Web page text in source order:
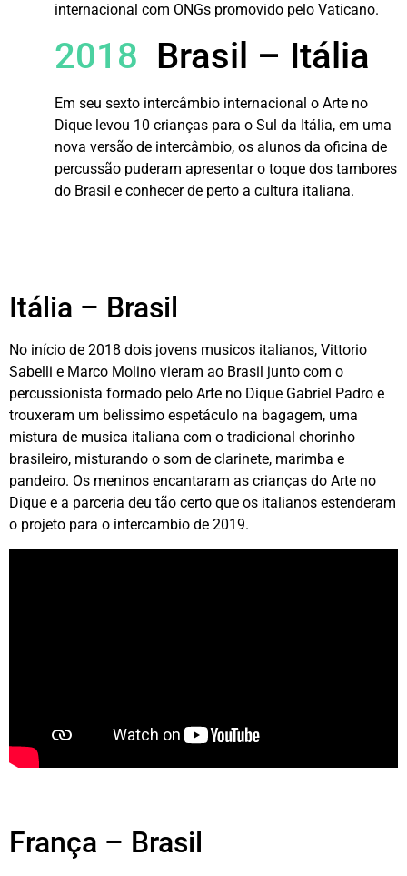
internacional com ONGs promovido pelo Vaticano.
2018 Brasil – Itália
Em seu sexto intercâmbio internacional o Arte no
Dique levou 10 crianças para o Sul da Itália, em uma
nova versão de intercâmbio, os alunos da oficina de
percussão puderam apresentar o toque dos tambores
do Brasil e conhecer de perto a cultura italiana.
Itália – Brasil
No início de 2018 dois jovens musicos italianos, Vittorio
Sabelli e Marco Molino vieram ao Brasil junto com o
percussionista formado pelo Arte no Dique Gabriel Padro e
trouxeram um belissimo espetáculo na bagagem, uma
mistura de musica italiana com o tradicional chorinho
brasileiro, misturando o som de clarinete, marimba e
pandeiro. Os meninos encantaram as crianças do Arte no
Dique e a parceria deu tão certo que os italianos estenderam
o projeto para o intercambio de 2019.
França – Brasil